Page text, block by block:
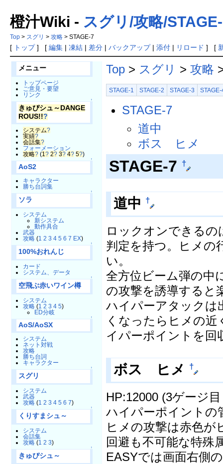
橙汁Wiki - スグリ/攻略/
Top> スグリ > 攻略> STAGE-7
[ トップ] [ 編集| 凍結| 差分| バックアップ| 添付| リロード ] [
メニュー
トップページ
ご意見・要望
リンク
↑
きゅぴシュ～DANGE
ROUS!!?
システム?
実績?
会話集?
フォーメーション
攻略?(1 ? 2? 3? 4? 5?)
↑
AoS2
キャラクター
勝ち台詞集
↑
ソラ
システム
新システム
動作具合
武器
攻略(1 2 3 4 5 6 7 EX)
↑
100%おれんじ
カード
システム、データ
↑
空飛ぶ赤いワイン樽
システム
攻略(1 2 3 4 5)
ED分岐
↑
AoS/AoSX
システム
ネット対戦
攻略
勝ち台詞
キャラクター
↑
スグリ
システム
武器
攻略(1 2 3 4 5 6 7)
↑
くりすまシュ～
システム
会話集
攻略(1 2 3)
↑
きゅぴシュ～
Top > スグリ >攻略
STAGE-1 STAGE-2 STAGE-3 STAGE-
STAGE-7
道中
ボス ヒメ
STAGE-7 †
道中 †
ロックオンできる
判定を持つ。ヒメの
い。
全方位ビーム弾の中
の攻撃を誘導すると
ハイパーアタックは
くなったらヒメの
イパーポイントを回
ボス ヒメ †
HP:12000 (3ゲージ
ハイパーポイントの
ヒメの攻撃は赤色が
回避も不可能な特殊
EASYでは画面右側